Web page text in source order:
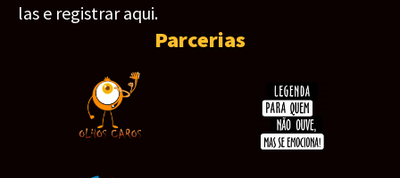
las e registrar aqui.
Parcerias